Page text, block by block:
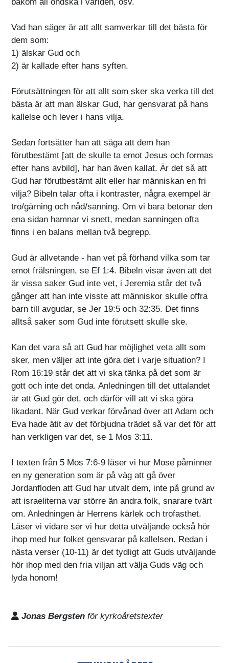
Vad han säger är att allt samverkar till det bästa för
dem som:
1) älskar Gud och
2) är kallade efter hans syften.
Förutsättningen för att allt som sker ska verka till det
bästa är att man älskar Gud, har gensvarat på hans
kallelse och lever i hans vilja.
Sedan fortsätter han att säga att dem han
förutbestämt [att de skulle ta emot Jesus och formas
efter hans avbild], har han även kallat. Är det så att
Gud har förutbestämt allt eller har människan en fri
vilja? Bibeln talar ofta i kontraster, några exempel är
tro/gärning och nåd/sanning. Om vi bara betonar den
ena sidan hamnar vi snett, medan sanningen ofta
finns i en balans mellan två begrepp.
Gud är allvetande - han vet på förhand vilka som tar
emot frälsningen, se Ef 1:4. Bibeln visar även att det
är vissa saker Gud inte vet, i Jeremia står det två
gånger att han inte visste att människor skulle offra
barn till avgudar, se Jer 19:5 och 32:35. Det finns
alltså saker som Gud inte förutsett skulle ske.
Kan det vara så att Gud har möjlighet veta allt som
sker, men väljer att inte göra det i varje situation? I
Rom 16:19 står det att vi ska tänka på det som är
gott och inte det onda. Anledningen till det uttalandet
är att Gud gör det, och därför vill att vi ska göra
likadant. När Gud verkar förvånad över att Adam och
Eva hade ätit av det förbjudna trädet så var det för att
han verkligen var det, se 1 Mos 3:11.
I texten från 5 Mos 7:6-9 läser vi hur Mose påminner
en ny generation som är på väg att gå över
Jordanfloden att Gud har utvalt dem, inte på grund av
att israeliterna var större än andra folk, snarare tvärt
om. Anledningen är Herrens kärlek och trofasthet.
Läser vi vidare ser vi hur detta utväljande också hör
ihop med hur folket gensvarar på kallelsen. Redan i
nästa verser (10-11) är det tydligt att Guds utväljande
hör ihop med den fria viljan att välja Guds väg och
lyda honom!
Jonas Bergsten för kyrkoåretstexter